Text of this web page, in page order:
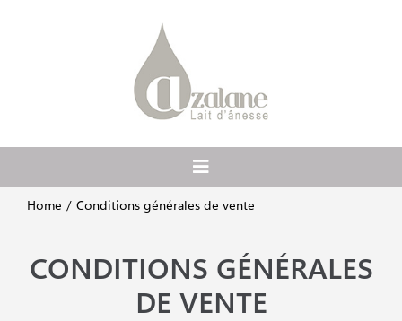
Toggle
Navigation
Accueil
A propos
Home Conditions générales de vente
CONDITIONS GÉNÉRALES
DE VENTE